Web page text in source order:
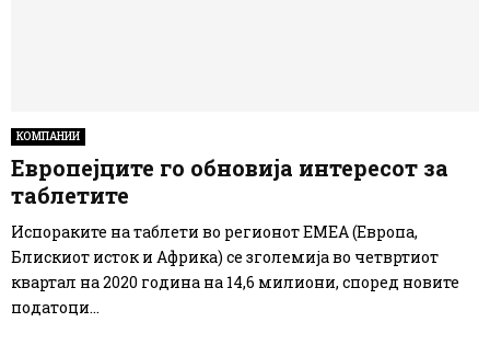
КОМПАНИИ
Европејците го обновија интересот за
таблетите
Испораките на таблети во регионот ЕМЕА (Европа,
Блискиот исток и Африка) се зголемија во четвртиот
квартал на 2020 година на 14,6 милиони, според новите
податоци...